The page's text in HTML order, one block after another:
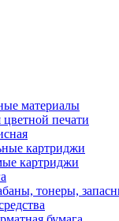
материалы
цветной печати
картриджи
картриджи
тонеры,